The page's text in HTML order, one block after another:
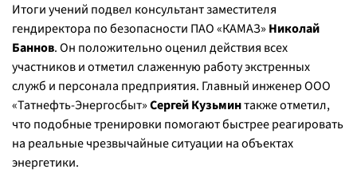
Итоги учений подвел консультант заместителя
гендиректора по безопасности ПАО «КАМАЗ» Николай
Баннов. Он положительно оценил действия всех
участников и отметил слаженную работу экстренных
служб и персонала предприятия. Главный инженер ООО
«Татнефть-Энергосбыт»Сергей Кузьминтакже отметил,
что подобные тренировки помогают быстрее реагировать
на реальные чрезвычайные ситуации на объектах
энергетики.